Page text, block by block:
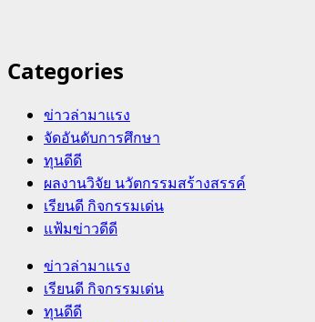
Categories
ข่าวล่ามาแรง
จัดอันดับการศึกษา
ทุนดีดี
ผลงานวิจัย นวัตกรรมสร้างสรรค์
เรียนดี กิจกรรมเด่น
แฟ้มข่าวดีดี
Primary
Menu
ข่าวล่ามาแรง
เรียนดี กิจกรรมเด่น
ทุนดีดี